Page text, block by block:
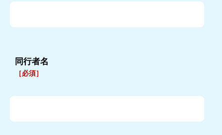
同行者名
［必須］